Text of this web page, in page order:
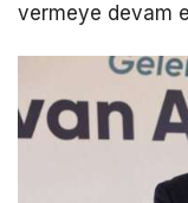
vermeye devam